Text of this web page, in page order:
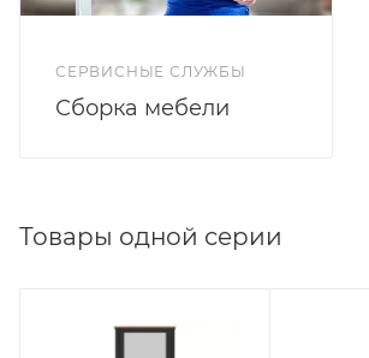
СЕРВИСНЫЕ СЛУЖБЫ
Сборка мебели
Товары одной серии